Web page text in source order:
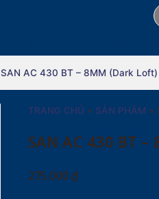
SAN AC 430 BT – 8MM (Dark Loft)
TRANG CHỦ » SẢN PHẨM »
SAN AC 430 BT –
275.000 ₫